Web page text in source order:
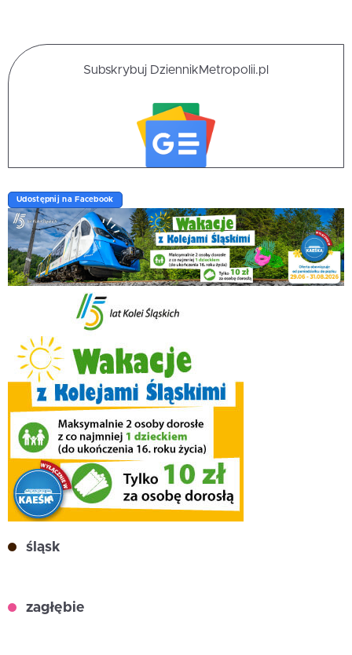
Subskrybuj DziennikMetropolii.pl
Udostępnij na Facebook
śląsk
zagłębie